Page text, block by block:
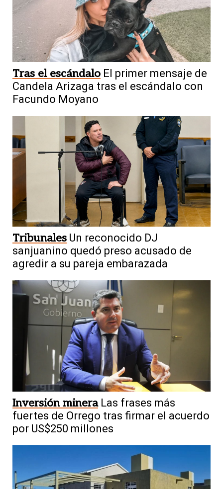
Tras el escándalo El primer mensaje de
Candela Arizaga tras el escándalo con
Facundo Moyano
Tribunales Un reconocido DJ
sanjuanino quedó preso acusado de
agredir a su pareja embarazada
Inversión minera Las frases más
fuertes de Orrego tras firmar el acuerdo
por US$250 millones